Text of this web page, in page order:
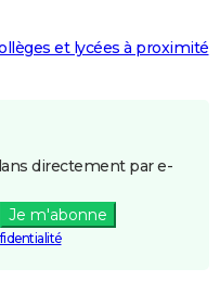
et lycées à proximité
directement par e-
Je m'abonne